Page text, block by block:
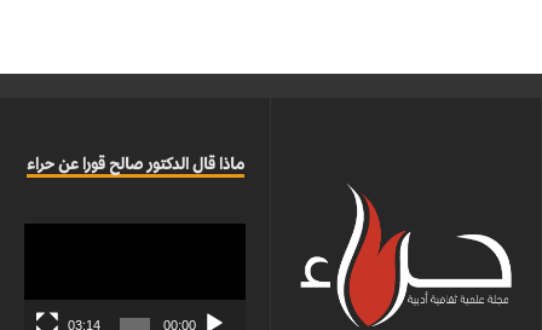
ماذا قال الدكتور صالح قورا عن حراء
00:00
03:14